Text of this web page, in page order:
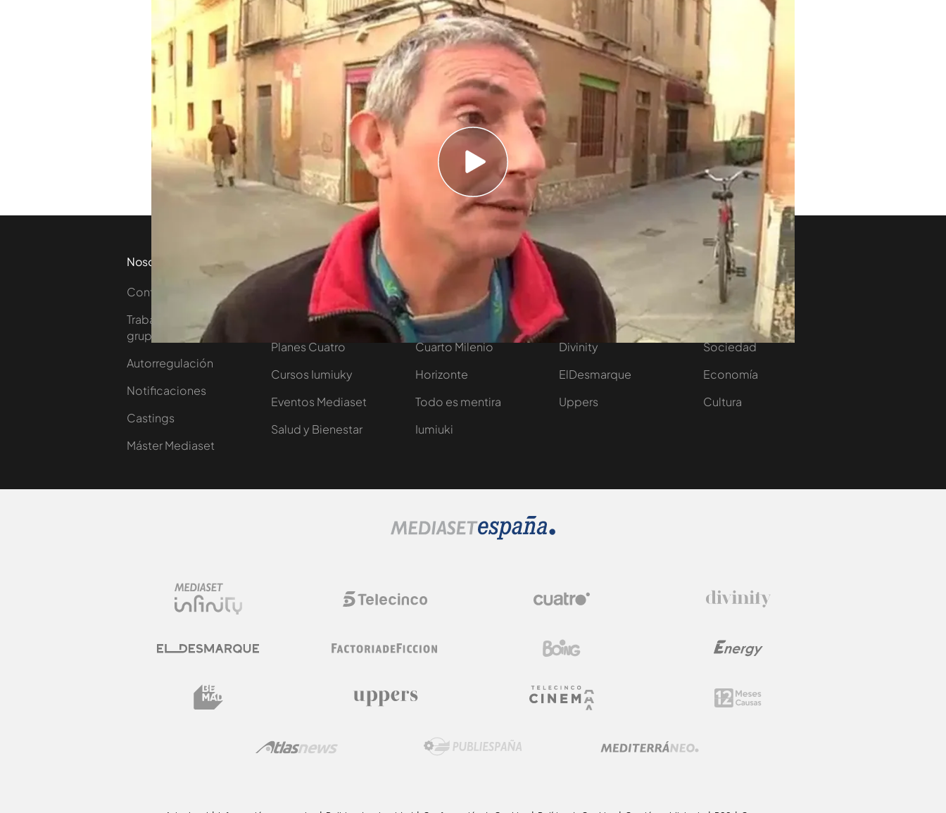
cuatro.com
01 JUN 2013 - 01:15h.
Compartir
"Este es el lugar más vigilado de Valencia", asegura un vecino.
TEMAS Callejeros Temporadas
Nosotros
Contacta
Trabaja en nuestro
grupo
Autorregulación
Notificaciones
Castings
Máster Mediaset
Corporativo
Comprar entradas
Ofertas y regalos
Planes Cuatro
Cursos Iumiuky
Eventos Mediaset
Salud y Bienestar
Programas
En boca de todos
Cuarto Milenio
Horizonte
Todo es mentira
Iumiuki
Más de Mediaset
Mediaset Infinity
Telecinco
Divinity
ElDesmarque
Uppers
Noticias Cuatro
Nacional
Internacional
Sociedad
Economía
Cultura